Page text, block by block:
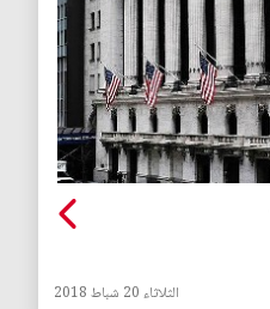
الثلاثاء 20 شباط 2018